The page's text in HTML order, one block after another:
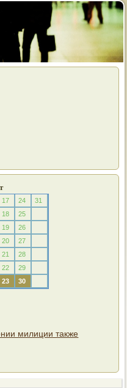
17 24
31
18
25
19
26
20
27
21
28
22
29
23 30
милиции также